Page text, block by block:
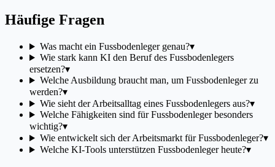
Häufige Fragen
Was macht ein Fussbodenleger genau?▾
Wie stark kann KI den Beruf des Fussbodenlegers
ersetzen?▾
Welche Ausbildung braucht man, um Fussbodenleger zu
werden?▾
Wie sieht der Arbeitsalltag eines Fussbodenlegers aus?▾
Welche Fähigkeiten sind für Fussbodenleger besonders
wichtig?▾
Wie entwickelt sich der Arbeitsmarkt für Fussbodenleger?▾
Welche KI-Tools unterstützen Fussbodenleger heute?▾